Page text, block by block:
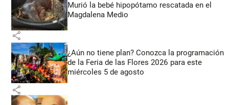
Murió la bebé hipopótamo rescatada en el
Magdalena Medio
share
¿Aún no tiene plan? Conozca la programación
de la Feria de las Flores 2026 para este
miércoles 5 de agosto
share